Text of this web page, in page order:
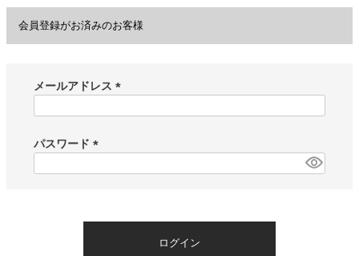
会員登録がお済みのお客様
メールアドレス
)
パスワード
ログイン